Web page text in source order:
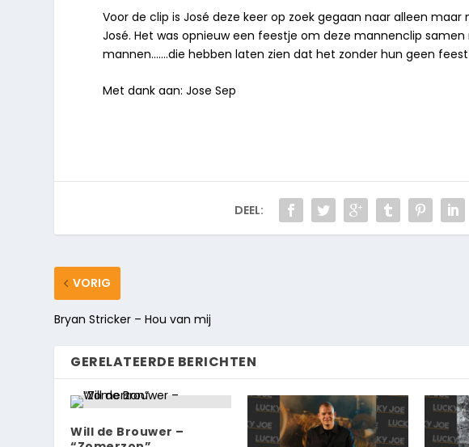
Voor de clip is José deze keer op zoek gegaan naar alleen
José. Het was opnieuw een feestje om deze mannenclip
mannen…….die hebben laten zien dat het zonder hun geen feest
Met dank aan: Jose Sep
DEEL:
VORIG
Bryan Stricker – Hou van mij
GERELATEERDE BERICHTEN
Will de Brouwer –